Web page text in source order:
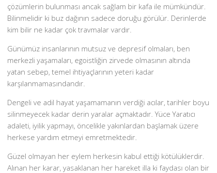
çözümlerin bulunması ancak sağlam bir kafa ile mümkündür.
Bilinmelidir ki buz dağının sadece doruğu görülür. Derinlerde
kim bilir ne kadar çok travmalar vardır.
Günümüz insanlarının mutsuz ve depresif olmaları, ben
merkezli yaşamaları, egoistliğin zirvede olmasının altında
yatan sebep, temel ihtiyaçlarının yeteri kadar
karşılanmamasındandır.
Dengeli ve adil hayat yaşamamanın verdiği acılar, tarihler boyu
silinmeyecek kadar derin yaralar açmaktadır. Yüce Yaratıcı
adaleti, iyilik yapmayı, öncelikle yakınlardan başlamak üzere
herkese yardım etmeyi emretmektedir.
Güzel olmayan her eylem herkesin kabul ettiği kötülüklerdir.
Alınan her karar, yasaklanan her hareket illa ki faydası olan bir